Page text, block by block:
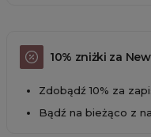
10% zniżki za
Zdobądź 10% za
Bądź na bieżąco z